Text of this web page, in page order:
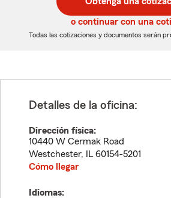
de
5
dígitos
de
5
dígitos
o continuar con una
Todas las cotizaciones y documentos serán
Detalles de la oficina:
Dirección física:
10440 W Cermak Road
Westchester, IL 60154-5201
Cómo llegar
Idiomas: